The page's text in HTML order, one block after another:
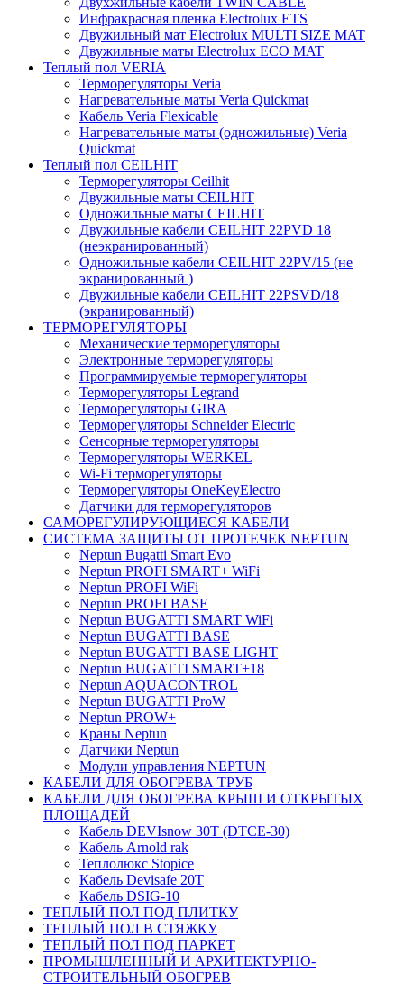
Инфракрасная пленка Electrolux ETS
Двужильный мат Electrolux MULTI SIZE MAT
Двужильные маты Electrolux ECO MAT
Теплый пол VERIA
Терморегуляторы Veria
Нагревательные маты Veria Quickmat
Кабель Veria Flexicable
Нагревательные маты (одножильные) Veria
Quickmat
Теплый пол CEILHIT
Терморегуляторы Ceilhit
Двужильные маты CEILHIT
Одножильные маты CEILHIT
Двужильные кабели CEILHIT 22PVD 18
(неэкранированный)
Одножильные кабели CEILHIT 22PV/15 (не
экранированный )
Двужильные кабели CEILHIT 22PSVD/18
(экранированный)
ТЕРМОРЕГУЛЯТОРЫ
Механические терморегуляторы
Электронные терморегуляторы
Программируемые терморегуляторы
Терморегуляторы Legrand
Терморегуляторы GIRA
Терморегуляторы Schneider Electric
Сенсорные терморегуляторы
Терморегуляторы WERKEL
Wi-Fi терморегуляторы
Терморегуляторы OneKeyElectro
Датчики для терморегуляторов
САМОРЕГУЛИРУЮЩИЕСЯ КАБЕЛИ
СИСТЕМА ЗАЩИТЫ ОТ ПРОТЕЧЕК NEPTUN
Neptun Bugatti Smart Evo
Neptun PROFI SMART+ WiFi
Neptun PROFI WiFi
Neptun PROFI BASE
Neptun BUGATTI SMART WiFi
Neptun BUGATTI BASE
Neptun BUGATTI BASE LIGHT
Neptun BUGATTI SMART+18
Neptun AQUACONTROL
Neptun BUGATTI ProW
Neptun PROW+
Краны Neptun
Датчики Neptun
Модули управления NEPTUN
КАБЕЛИ ДЛЯ ОБОГРЕВА ТРУБ
КАБЕЛИ ДЛЯ ОБОГРЕВА КРЫШ И ОТКРЫТЫХ
ПЛОЩАДЕЙ
Кабель DEVIsnow 30Т (DTCE-30)
Кабель Arnold rak
Теплолюкс Stopice
Кабель Devisafe 20T
Кабель DSIG-10
ТЕПЛЫЙ ПОЛ ПОД ПЛИТКУ
ТЕПЛЫЙ ПОЛ В СТЯЖКУ
ТЕПЛЫЙ ПОЛ ПОД ПАРКЕТ
ПРОМЫШЛЕННЫЙ И АРХИТЕКТУРНО-
СТРОИТЕЛЬНЫЙ ОБОГРЕВ